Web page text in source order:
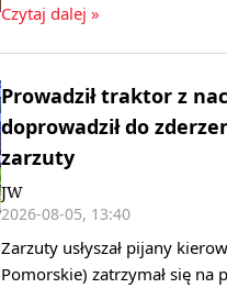
Czytaj dalej »
Prowadził traktor z
doprowadził do
zarzuty
JW
2026-08-05, 13:40
Zarzuty usłyszał pijany
Pomorskie) zatrzymał się